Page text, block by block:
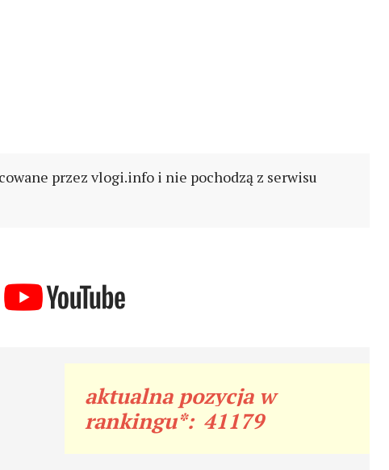
przez vlogi.info i nie pochodzą z serwisu
aktualna pozycja w
rankingu*: 41179